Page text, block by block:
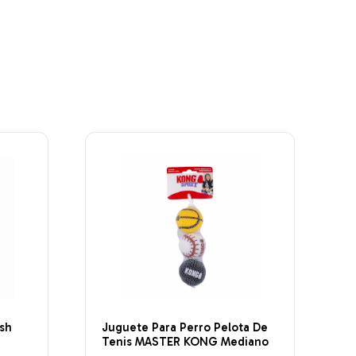
Juguete Para Perro Pelota De
Tenis MASTER KONG Mediano